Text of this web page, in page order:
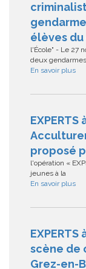
élèves
l'École" - Le 27
deux
En savoir plus
EXPERTS
proposé
l'opération «
jeunes à la
En savoir plus
scène de
Grez-en-